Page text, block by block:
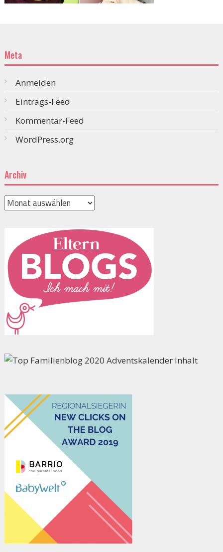
Meta
Anmelden
Eintrags-Feed
Kommentar-Feed
WordPress.org
Archiv
Archiv